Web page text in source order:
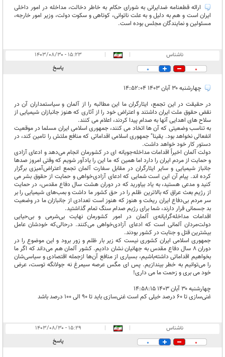
ارائه قطعنامه ضدایرانی به شورای حکام به خاطر دخالت، مداخله در امور داخلی
ایران است و هم به دلیل و به علت ناتوانی، کوتاهی و سکوت دولت، وزیر امور خارجه،
مسئولین و نمایندگان مجلس بوده است.
ناشناس |
|
۱۵:۲۳ - ۱۴۰۳/۰۸/۳۰
0
0 پاسخ
چهارشنبه ۳۰ آبان ۱۴۰۳ ۱۴:۵۲:۰۴
در حقیقت در این تجمع، ایثارگران ما این مطالبه را از آلمان و سیاستمداران آن در
نقض حقوق ملت ایران داشتند و اعتراض خود را از آثاری که هنوز جانبازان شیمیایی از
سلاح های اهدایی آنها به صدام پیدا کردند، اعلام می کنند.
به تناسب وضعیتی که آن ها اتخاد می کنند، جمهوری اسلامی ایران مسلما در موقعیت
انفعالی نخواهد بود. یقینا" جمهوری اسلامی اقداماتی که منافع ملتش را تامین کند، در
دستور کار خود خواهد داشت.
دولت آلمان اخیراً اقدامات مداخله‌جویانه ای در کشورمان انجام می‌دهد و ادعای آزادی
و حمایت از مردم ایران را دارد اما همین‌ که ما این را یادآور شویم که وقتی امروز صدها
جانباز شیمیایی و سایر ایثارگران در مقابل سفارت آلمان تجمع اعتراض‌آمیزی برگزار
کرده اند. پیام آن این است شمایی که ادعای آزادی‌خواهی و حمایت از حقوق بشر می
کنید و مدعی هستید، به یاد بیاورید که در دوران هشت سال دفاع مقدس، در حمایت
از رژیم بعث عراق که بالاترین ظلم را در حق کشور ما داشت و بمب‌های شیمیایی را بر
سر مردم بی‌دفاع ایران ریخت و هنوز که هنوز است تعدادی از جانبازان ما در وضعیت
بد جسمانی قرار دارند، شما برای رژیم صدام سنگ تمام گذاشتید.
اقدامات مداخله‌گرایانه‌ی آلمان در امور کشورمان نهایت بی‌شرمی و بی‌حیایی
دولت‌مردان آلمانی است که ادعای آزادی‌خواهی می‌کنند. درحالی‌که خودشان عامل
بیشترین قتل و جنایت در کشور بودند.
جمهوری اسلامی ایران کشوری نیست که زیر بار ظلم و زور برود و این‌ موضوع را در
دوران 8 سال دفاع مقدس به جهانیان نشان دادیم. کشور آلمان هم می‌داند که اگر ما
بخواهیم اقداماتی داشته‌باشیم، بسیاری از منافع آن‌ها ازجمله اقتصادی و سیاسی‌شان
را می‌توانیم به خطر بیندازیم. پس ای مگس عرصه سیمرغ نه جولانگه توست، عرض
خود می بری و زحمت ما می داری!
چهارشنبه ۳۰ آبان ۱۴۰۳ ۱۴:۵۸:۱۵
غنی‌سازی تا 60 درصد خیلی کم است غنی‌سازی باید تا 90 الی 100 درصد باشد
ناشناس |
|
۱۵:۲۹ - ۱۴۰۳/۰۸/۳۰
0
0 پاسخ